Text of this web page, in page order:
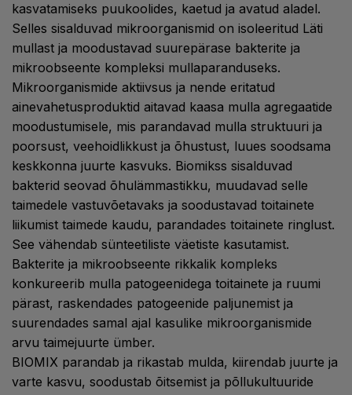
kasvatamiseks puukoolides, kaetud ja avatud aladel.
Selles sisalduvad mikroorganismid on isoleeritud Läti
mullast ja moodustavad suurepärase bakterite ja
mikroobseente kompleksi mullaparanduseks.
Mikroorganismide aktiivsus ja nende eritatud
ainevahetusproduktid aitavad kaasa mulla agregaatide
moodustumisele, mis parandavad mulla struktuuri ja
poorsust, veehoidlikkust ja õhustust, luues soodsama
keskkonna juurte kasvuks. Biomikss sisalduvad
bakterid seovad õhulämmastikku, muudavad selle
taimedele vastuvõetavaks ja soodustavad toitainete
liikumist taimede kaudu, parandades toitainete ringlust.
See vähendab sünteetiliste väetiste kasutamist.
Bakterite ja mikroobseente rikkalik kompleks
konkureerib mulla patogeenidega toitainete ja ruumi
pärast, raskendades patogeenide paljunemist ja
suurendades samal ajal kasulike mikroorganismide
arvu taimejuurte ümber.
BIOMIX parandab ja rikastab mulda, kiirendab juurte ja
varte kasvu, soodustab õitsemist ja põllukultuuride